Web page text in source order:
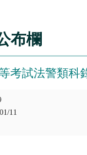
布欄
考試法警類科
11